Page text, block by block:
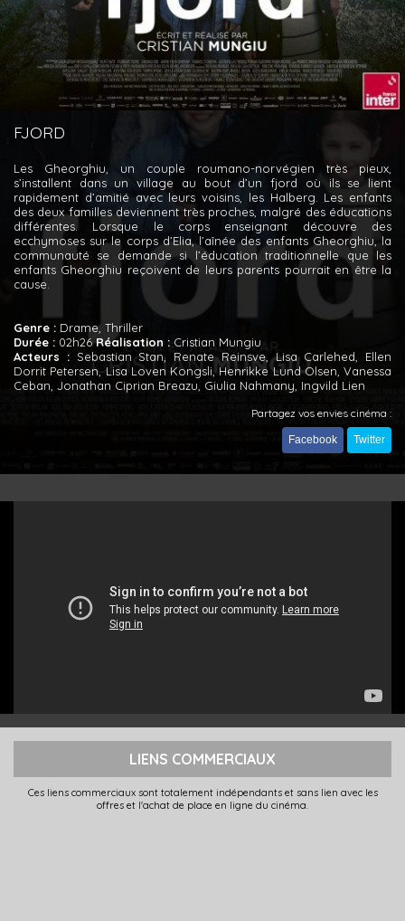
FJORD
Les Gheorghiu, un couple roumano-norvégien très pieux,
s’installent dans un village au bout d’un fjord où ils se lient
rapidement d’amitié avec leurs voisins, les Halberg. Les enfants
des deux familles deviennent très proches, malgré des éducations
différentes. Lorsque le corps enseignant découvre des
ecchymoses sur le corps d’Elia, l’aînée des enfants Gheorghiu, la
communauté se demande si l’éducation traditionnelle que les
enfants Gheorghiu reçoivent de leurs parents pourrait en être la
cause.
Genre : Drame, Thriller
Durée : 02h26 Réalisation : Cristian Mungiu
Acteurs :Sebastian Stan, Renate Reinsve, Lisa Carlehed, Ellen
Dorrit Petersen, Lisa Loven Kongsli, Henrikke Lund Olsen, Vanessa
Ceban, Jonathan Ciprian Breazu, Giulia Nahmany, Ingvild Lien
Partagez vos envies cinéma :
Facebook Twitter
LIENS COMMERCIAUX
Ces liens commerciaux sont totalement indépendants et sans lien avec les
offres et l'achat de place en ligne du cinéma.